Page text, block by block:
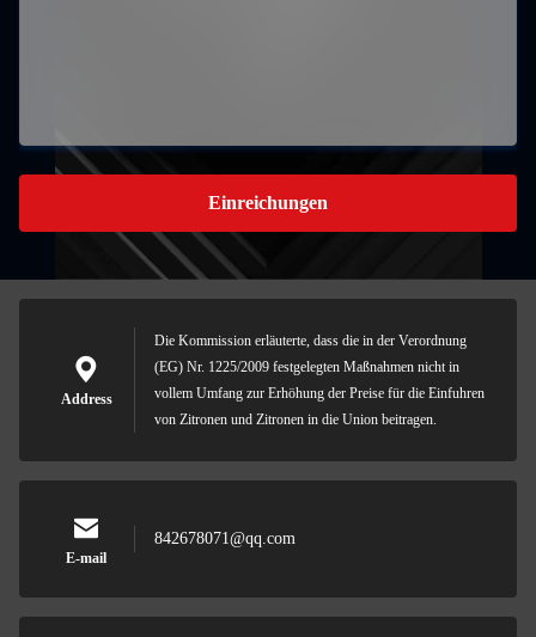
Einreichungen
Address
Die Kommission erläuterte, dass die in der Verordnung
(EG) Nr. 1225/2009 festgelegten Maßnahmen nicht in
vollem Umfang zur Erhöhung der Preise für die Einfuhren
von Zitronen und Zitronen in die Union beitragen.
E-mail
842678071@qq.com